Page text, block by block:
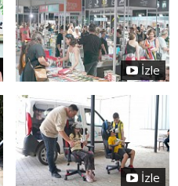
İzle
İzle